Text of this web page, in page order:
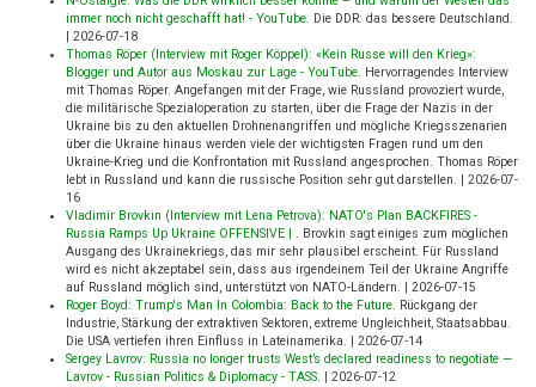
immer noch nicht geschafft hat! - YouTube. Die DDR: das bessere Deutschland.
2026-07-18
Thomas Röper (Interview mit Roger Köppel): «Kein Russe will den Krieg»:
Blogger und Autor aus Moskau zur Lage - YouTube. Hervorragendes Interview
mit Thomas Röper. Angefangen mit der Frage, wie Russland provoziert wurde,
die militärische Spezialoperation zu starten, über die Frage der Nazis in der
Ukraine bis zu den aktuellen Drohnenangriffen und mögliche Kriegsszenarien
über die Ukraine hinaus werden viele der wichtigsten Fragen rund um den
Ukraine-Krieg und die Konfrontation mit Russland angesprochen. Thomas Röper
lebt in Russland und kann die russische Position sehr gut darstellen.
2026-07-
16
Vladimir Brovkin (Interview mit Lena Petrova): NATO's Plan BACKFIRES -
Russia Ramps Up Ukraine OFFENSIVE | . Brovkin sagt einiges zum möglichen
Ausgang des Ukrainekriegs, das mir sehr plausibel erscheint. Für Russland
wird es nicht akzeptabel sein, dass aus irgendeinem Teil der Ukraine Angriffe
auf Russland möglich sind, unterstützt von NATO-Ländern.
2026-07-15
Roger Boyd: Trump's Man In Colombia: Back to the Future. Rückgang der
Industrie, Stärkung der extraktiven Sektoren, extreme Ungleichheit, Staatsabbau.
Die USA vertiefen ihren Einfluss in Lateinamerika.
2026-07-14
Sergey Lavrov: Russia no longer trusts West’s declared readiness to negotiate —
Lavrov - Russian Politics & Diplomacy - TASS. 2026-07-12